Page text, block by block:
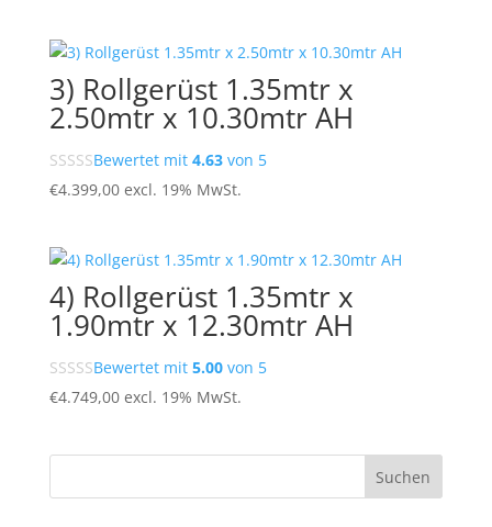
3) Rollgerüst 1.35mtr x
2.50mtr x 10.30mtr AH
Bewertet mit 4.63von 5
€4.399,00 excl. 19% MwSt.
4) Rollgerüst 1.35mtr x
1.90mtr x 12.30mtr AH
Bewertet mit 5.00von 5
€4.749,00 excl. 19% MwSt.